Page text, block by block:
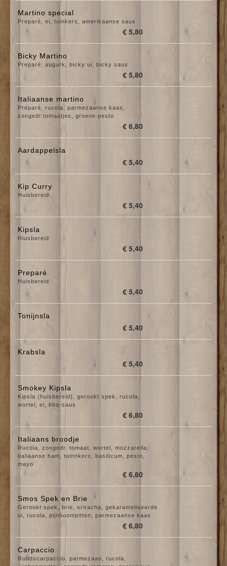
Martino special
Preparé, ei, tuinkers, amerikaanse saus
€ 5,80
Bicky Martino
Preparé, augurk, bicky ui, bicky saus
€ 5,80
Italiaanse martino
Preparé, rucola, parmezaanse kaas,
zongedr.tomaatjes, groene pesto
€ 6,80
Aardappelsla
€ 5,40
Kip Curry
Huisbereid
€ 5,40
Kipsla
Hiusbereid
€ 5,40
Preparé
Huisbereid
€ 5,40
Tonijnsla
€ 5,40
Krabsla
€ 5,40
Smokey Kipsla
Kipsla (huisbereid), gerookt spek, rucola,
wortel, ei, bbq-saus
€ 6,80
Italiaans broodje
Rucola, zongedr. tomaat, wortel, mozzarella,
italiaanse ham, tuinnkers, basilicum, pesto,
mayo
€ 6,80
Smos Spek en Brie
Gerookt spek, brie, sriracha, gekarameliseerde
ui, rucola, pijnboompitten, parmezaanse kaas
€ 6,80
Carpaccio
Rundscarpaccio, parmezaan, rucola,